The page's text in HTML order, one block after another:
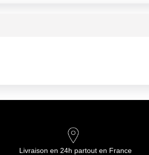
Livraison en 24h partout en France